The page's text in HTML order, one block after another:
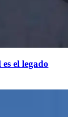
el legado